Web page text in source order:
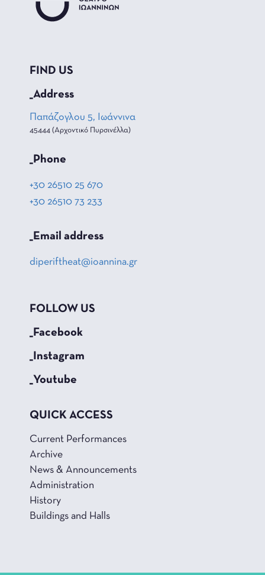
FIND US
_Address
Παπάζογλου 5, Ιωάννινα
45444 (Αρχοντικό Πυρσινέλλα)
_Phone
+30 26510 25 670
+30 26510 73 233
_Email address
diperiftheat@ioannina.gr
FOLLOW US
_Facebook
_Instagram
_Youtube
QUICK ACCESS
Current Performances
Archive
News & Announcements
Administration
History
Buildings and Halls